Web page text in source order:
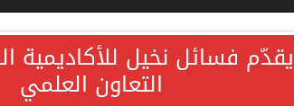
فسائل نخيل للأكاديمية
التعاون العلمي